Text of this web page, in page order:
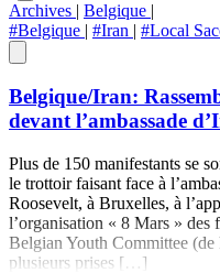
Archives | Belgique |
#Belgique | #Iran | #Local
Belgique/Iran:
devant l’ambassade
Plus de 150 manifestants se
le trottoir faisant face à
Roosevelt, à Bruxelles, à
l’organisation « 8 Mars » des
Belgian Youth Committee
plusieurs prises […]